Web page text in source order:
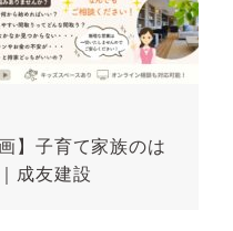
】子育て家族のは
成友建設